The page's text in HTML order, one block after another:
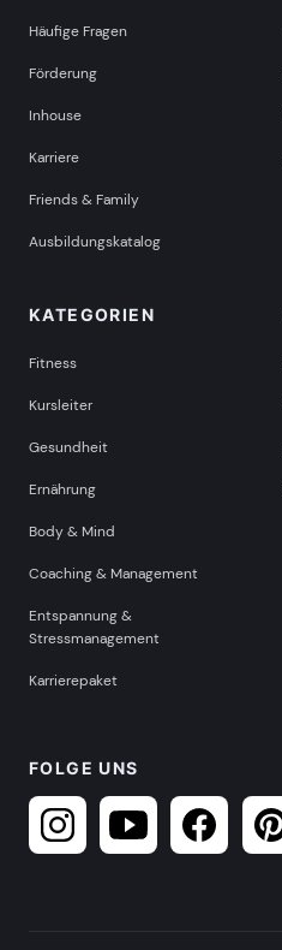
Häufige Fragen
Förderung
Inhouse
Karriere
Friends & Family
Ausbildungskatalog
KATEGORIEN
Fitness
Kursleiter
Gesundheit
Ernährung
Body & Mind
Coaching & Management
Entspannung &
Stressmanagement
Karrierepaket
FOLGE UNS